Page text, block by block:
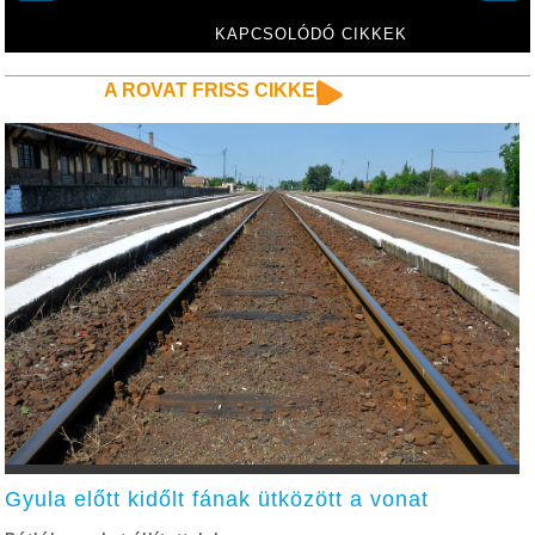
KAPCSOLÓDÓ CIKKEK
Fesztiválján
A ROVAT FRISS CIKKEI
Gyula előtt kidőlt fának ütközött a vonat